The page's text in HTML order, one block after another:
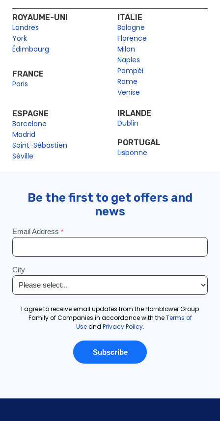
ROYAUME-UNI
Londres
York
Édimbourg
FRANCE
Paris
ESPAGNE
Barcelone
Madrid
Saint-Sébastien
Séville
ITALIE
Bologne
Florence
Milan
Naples
Pompéi
Rome
Venise
IRLANDE
Dublin
PORTUGAL
Lisbonne